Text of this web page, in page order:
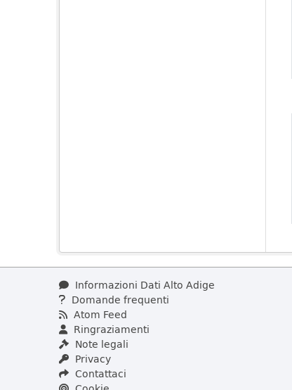
Informazioni Dati Alto Adige
Domande frequenti
Atom Feed
Ringraziamenti
Note legali
Privacy
Contattaci